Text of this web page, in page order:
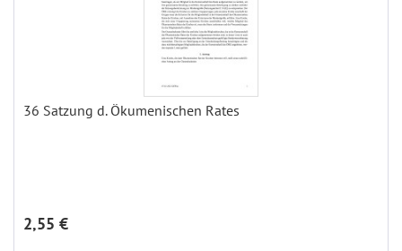
36 Satzung d. Ökumenischen Rates
2,55 €